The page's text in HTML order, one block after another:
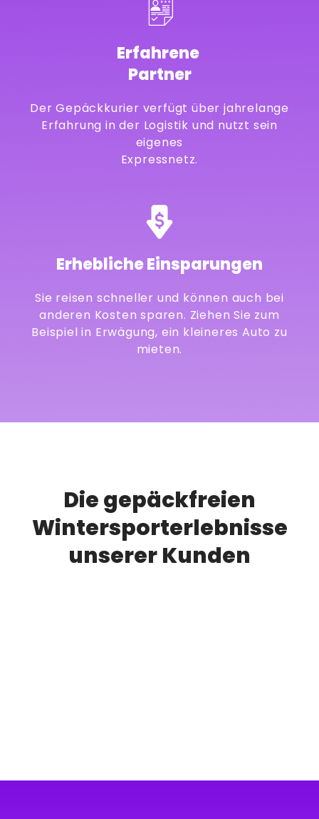
Erfahrene
Partner
Der Gepäckkurier verfügt über jahrelange
Erfahrung in der Logistik und nutzt sein
eigenes
Expressnetz.
Erhebliche Einsparungen
Sie reisen schneller und können auch bei
anderen Kosten sparen. Ziehen Sie zum
Beispiel in Erwägung, ein kleineres Auto zu
mieten.
Die gepäckfreien
Wintersporterlebnisse
unserer Kunden